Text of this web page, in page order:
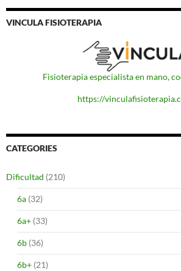
VINCULA FISIOTERAPIA
Fisioterapia especialista en mano,
https://
CATEGORIES
Dificultad (210)
6a (32)
6a+ (33)
6b (36)
6b+ (21)